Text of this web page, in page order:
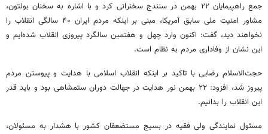
جمع راهپیمایان ۲۲ بهمن در سنندج سخنرانی کرد و با اشاره به سخنان بولتون،
مشاور امنیت ملی سابق آمریکا، مبنی بر اینکه مردم ایران ۴۰ سالگی انقلاب را
نخواهند دید، گفت: اکنون وارد چهل و هفتمین سالگرد پیروزی انقلاب شده‌ایم و
این نشان از وفاداری مردم به نظام است.
حجت‌الاسلام رضایی با تاکید بر اینکه انقلاب اسلامی با هدایت و پیوستن مردم
پیروز شد، افزود: ۲۲ بهمن نور هدایت در جهالت دوران ستمشاهی بود و باید قدر
این انقلاب را بدانیم.
مسئول نمایندگی ولی فقیه در بسیج مستضعفان کشور با هشدار به مسئولان،